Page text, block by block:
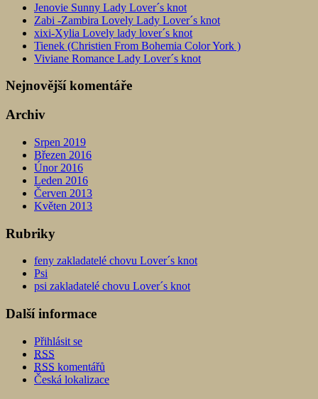
Jenovie Sunny Lady Lover´s knot
Zabi -Zambira Lovely Lady Lover´s knot
xixi-Xylia Lovely lady lover´s knot
Tienek (Christien From Bohemia Color York )
Viviane Romance Lady Lover´s knot
Nejnovější komentáře
Archiv
Srpen 2019
Březen 2016
Únor 2016
Leden 2016
Červen 2013
Květen 2013
Rubriky
feny zakladatelé chovu Lover´s knot
Psi
psi zakladatelé chovu Lover´s knot
Další informace
Přihlásit se
RSS
RSS komentářů
Česká lokalizace